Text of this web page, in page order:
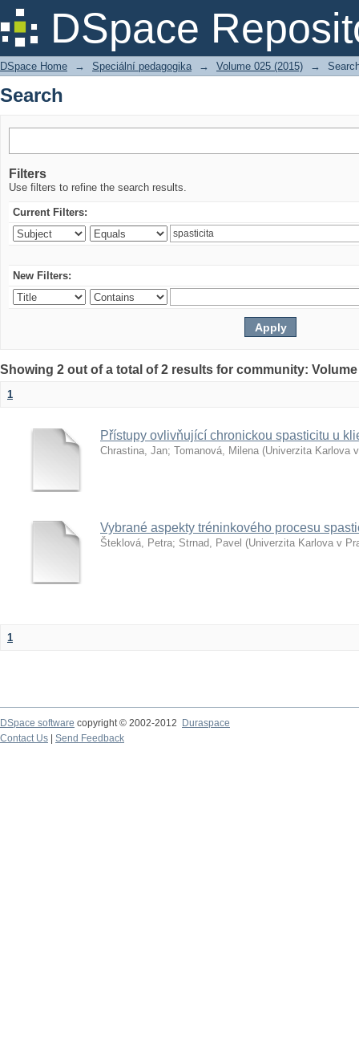
DSpace
Search
DSpace Home → Speciální pedagogika → Volume 025 (2015) →
Search
Filters
Use filters to refine the search results.
Current Filters:
New Filters:
Showing 2 out of a total of 2 results for community:
1
Přístupy ovlivňující chronickou spasticitu u
Chrastina, Jan; Tomanová, Milena (Univerzita Karlova
Vybrané aspekty tréninkového procesu
Šteklová, Petra; Strnad, Pavel (Univerzita Karlova v
1
DSpace software copyright © 2002-2012
Duraspace
Contact Us
Send Feedback